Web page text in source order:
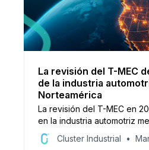
La revisión del T-MEC
de la industria
Norteamérica
La revisión del T-MEC en
en la industria automotriz
origen, capítulo laboral y
de Estados Unidos
Cluster Industrial